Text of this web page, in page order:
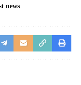
news